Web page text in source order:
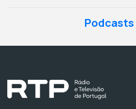
Podcasts